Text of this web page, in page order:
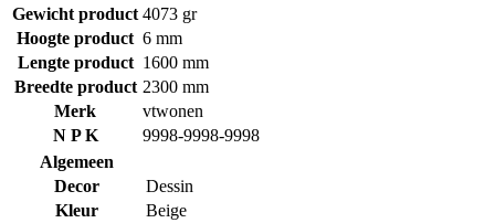
Gewicht product 4073 gr
Hoogte product 6 mm
Lengte product 1600 mm
Breedte product 2300 mm
Merk
vtwonen
N P K
9998-9998-9998
Algemeen
Decor
Dessin
Kleur
Beige